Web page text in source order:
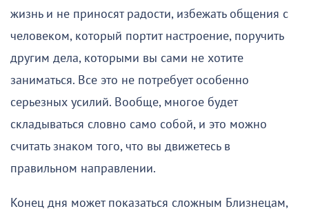
жизнь и не приносят радости, избежать общения с
человеком, который портит настроение, поручить
другим дела, которыми вы сами не хотите
заниматься. Все это не потребует особенно
серьезных усилий. Вообще, многое будет
складываться словно само собой, и это можно
считать знаком того, что вы движетесь в
правильном направлении.
Конец дня может показаться сложным Близнецам,